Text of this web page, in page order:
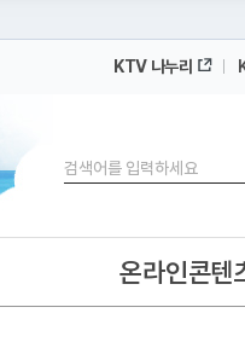
KTV 나누리
검색
온라인콘텐